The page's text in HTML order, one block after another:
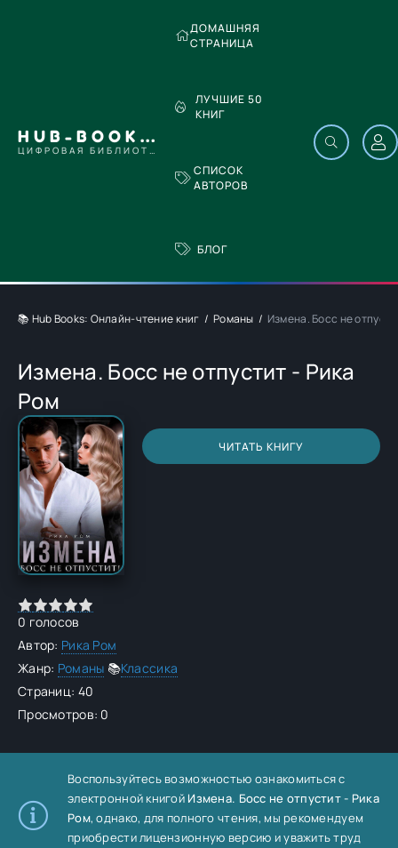
HUB-BOOKS.COM
ЦИФРОВАЯ БИБЛИОТЕКА
ДОМАШНЯЯ
СТРАНИЦА
ЛУЧШИЕ 50
КНИГ
СПИСОК
АВТОРОВ
БЛОГ
📚 Hub Books: Онлайн-чтение книг Романы Измена. Босс не
Измена. Босс не отпустит - Рика
Ром
ЧИТАТЬ КНИГУ
0 голосов
Автор: Рика Ром
Жанр: Романы 📚Классика
Страниц: 40
Просмотров: 0
Воспользуйтесь возможностью ознакомиться с
электронной книгой Измена. Босс не отпустит - Рика
Ром, однако, для полного чтения, мы рекомендуем
приобрести лицензионную версию и уважить труд